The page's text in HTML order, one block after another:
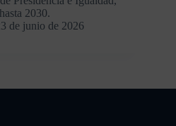
2030.
de junio de 2026